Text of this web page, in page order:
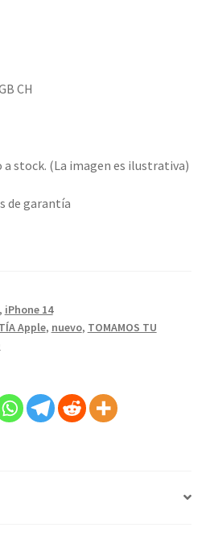
CH
stock. (La imagen es ilustrativa)
de garantía
, iPhone 14
Apple, nuevo, TOMAMOS TU